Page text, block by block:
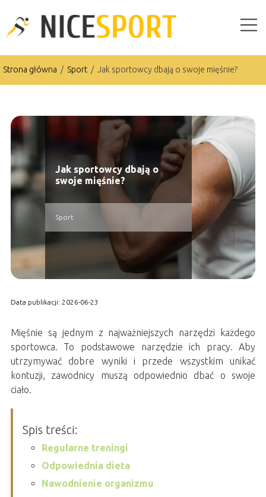
Strona główna / Sport / Jak sportowcy dbają o swoje mięśnie?
Jak sportowcy dbają o
swoje mięśnie?
Sport
Data publikacji: 2026-06-23
Mięśnie są jednym z najważniejszych narzędzi każdego
sportowca. To podstawowe narzędzie ich pracy. Aby
utrzymywać dobre wyniki i przede wszystkim unikać
kontuzji, zawodnicy muszą odpowiednio dbać o swoje
ciało.
Spis treści:
Regularne treningi
Odpowiednia dieta
Nawodnienie organizmu